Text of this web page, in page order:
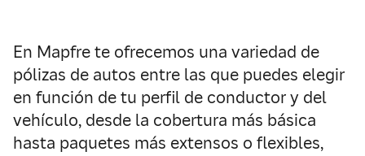
En Mapfre te ofrecemos una variedad de
pólizas de autos entre las que puedes elegir
en función de tu perfil de conductor y del
vehículo, desde la cobertura más básica
hasta paquetes más extensos o flexibles,